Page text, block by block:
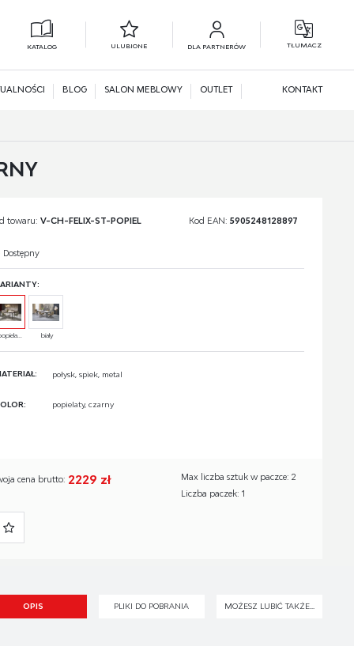
KATALOG ULUBIONE DLA PARTNERÓW TŁUMACZ
BLOG SALON MEBLOWY OUTLET KONTAKT
towaru: V-CH-FELIX-ST-POPIEL Kod EAN: 5905248128897
Dostępny
biały
połysk, spiek, metal
popielaty, czarny
cena brutto: 2229 zł
Max liczba sztuk w paczce: 2
Liczba paczek: 1
OPIS PLIKI DO POBRANIA MOŻESZ LUBIĆ TAKŻE...